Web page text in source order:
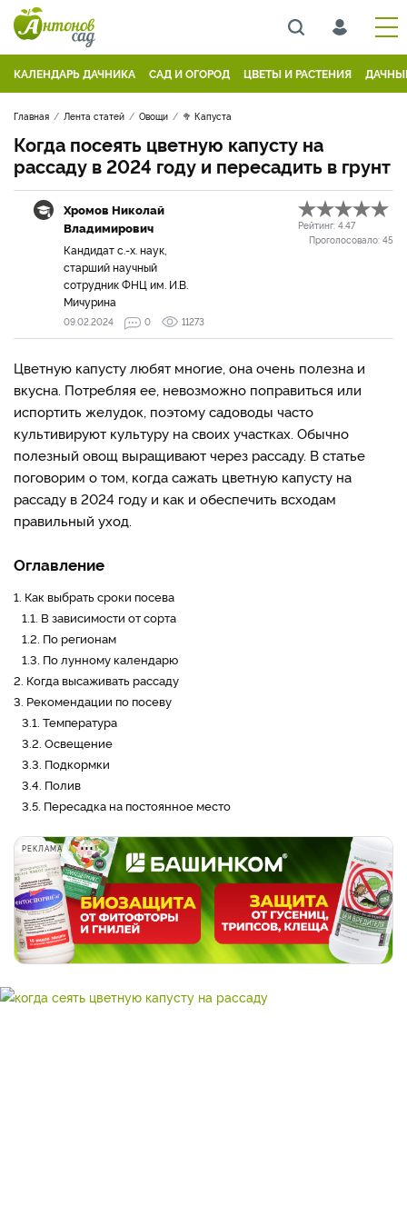
КАЛЕНДАРЬ ДАЧНИКА САД И ОГОРОД ЦВЕТЫ И РАСТЕНИЯ
Главная Лента статей Овощи 🥦 Капуста
Когда посеять цветную капусту на
рассаду в 2024 году и пересадить в грунт
Хромов Николай
Владимирович
Кандидат с.-х. наук,
старший научный
сотрудник ФНЦ им. И.В.
Мичурина
Рейтинг: 4.47
Проголосовало: 45
09.02.2024 0 11273
Цветную капусту любят многие, она очень полезна и
вкусна. Потребляя ее, невозможно поправиться или
испортить желудок, поэтому садоводы часто
культивируют культуру на своих участках. Обычно
полезный овощ выращивают через рассаду. В статье
поговорим о том, когда сажать цветную капусту на
рассаду в 2024 году и как и обеспечить всходам
правильный уход.
Оглавление
1. Как выбрать сроки посева
1.1. В зависимости от сорта
1.2. По регионам
1.3. По лунному календарю
2. Когда высаживать рассаду
3. Рекомендации по посеву
3.1. Температура
3.2. Освещение
3.3. Подкормки
3.4. Полив
3.5. Пересадка на постоянное место
РЕКЛАМА